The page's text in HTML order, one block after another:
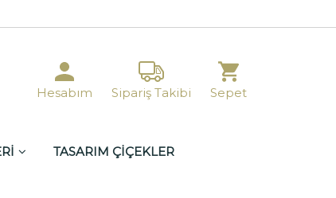
Hesabım Sipariş Takibi Sepet
TASARIM ÇİÇEKLER